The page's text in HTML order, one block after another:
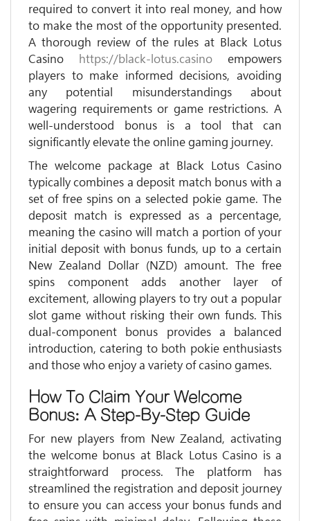
required to convert it into real money, and how
to make the most of the opportunity presented.
A thorough review of the rules at Black Lotus
Casino https://black-lotus.casino empowers
players to make informed decisions, avoiding
any potential misunderstandings about
wagering requirements or game restrictions. A
well-understood bonus is a tool that can
significantly elevate the online gaming journey.
The welcome package at Black Lotus Casino
typically combines a deposit match bonus with a
set of free spins on a selected pokie game. The
deposit match is expressed as a percentage,
meaning the casino will match a portion of your
initial deposit with bonus funds, up to a certain
New Zealand Dollar (NZD) amount. The free
spins component adds another layer of
excitement, allowing players to try out a popular
slot game without risking their own funds. This
dual-component bonus provides a balanced
introduction, catering to both pokie enthusiasts
and those who enjoy a variety of casino games.
How To Claim Your Welcome
Bonus: A Step-By-Step Guide
For new players from New Zealand, activating
the welcome bonus at Black Lotus Casino is a
straightforward process. The platform has
streamlined the registration and deposit journey
to ensure you can access your bonus funds and